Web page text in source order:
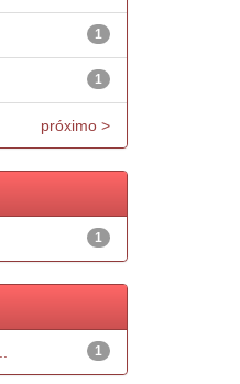
1
1
próximo >
1
1